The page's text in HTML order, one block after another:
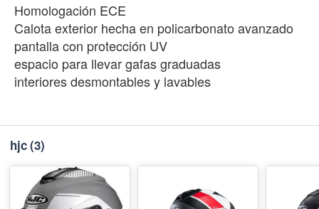
Homologación ECE
Calota exterior hecha en policarbonato avanzado
pantalla con protección UV
espacio para llevar gafas graduadas
interiores desmontables y lavables
hjc(3)